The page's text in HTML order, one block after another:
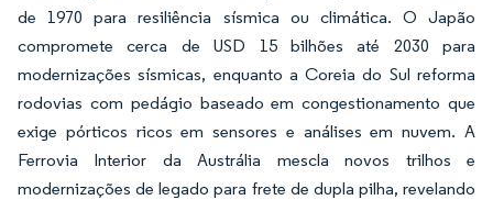
de 1970 para resiliência sísmica ou climática. O Japão
compromete cerca de USD 15 bilhões até 2030 para
modernizações sísmicas, enquanto a Coreia do Sul reforma
rodovias com pedágio baseado em congestionamento que
exige pórticos ricos em sensores e análises em nuvem. A
Ferrovia Interior da Austrália mescla novos trilhos e
modernizações de legado para frete de dupla pilha, revelando